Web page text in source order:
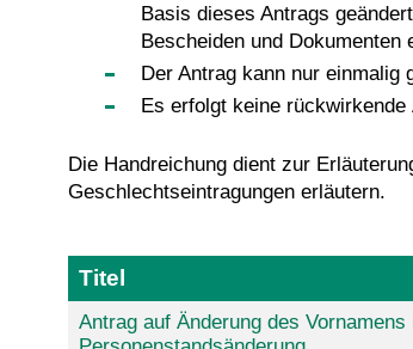
Basis dieses Antrags
Bescheiden und Dokumenten
Der Antrag kann nur einmalig
Es erfolgt keine rückwirkende
Die Handreichung dient zur
Geschlechtseintragungen erläutern.
Titel
Antrag auf Änderung des